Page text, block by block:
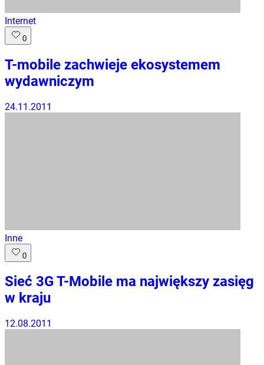
Internet
0
T-mobile zachwieje ekosystemem
wydawniczym
24.11.2011
Inne
0
Sieć 3G T-Mobile ma największy zasięg
w kraju
12.08.2011